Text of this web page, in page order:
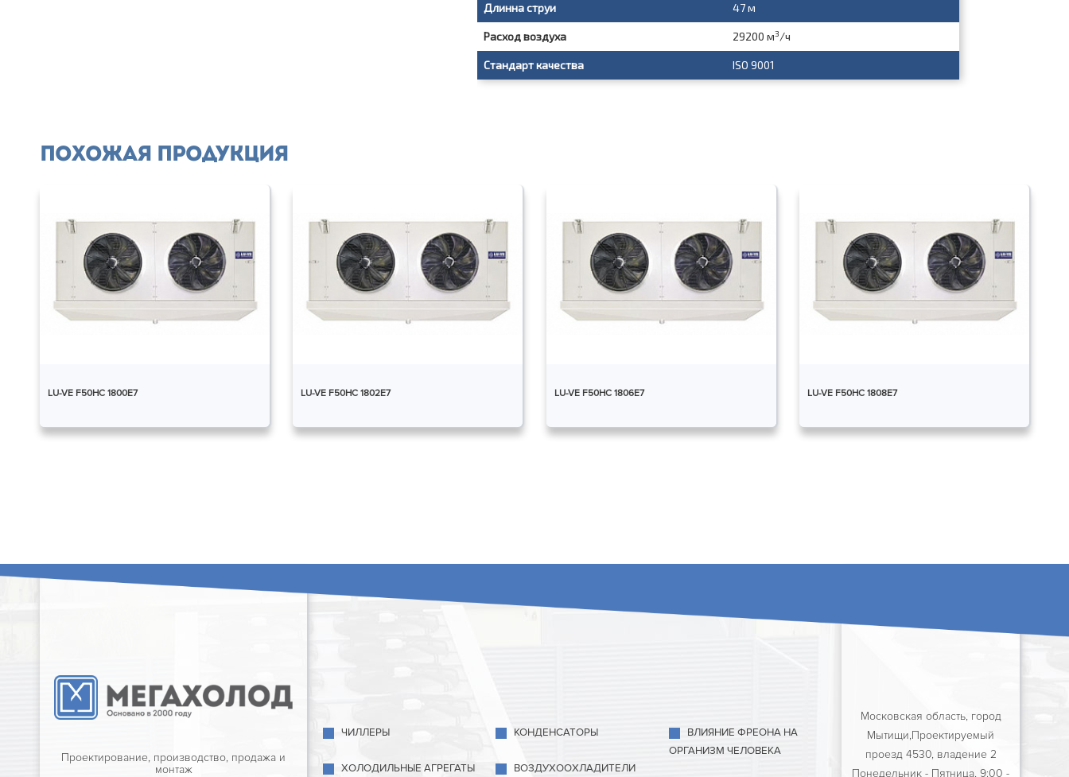
Длинна струи 47 м
Расход воздуха 29200 м3/ч
Стандарт качества ISO 9001
Похожая продукция
LU-VE F50HC 1800E7 LU-VE F50HC 1802E7 LU-VE F50HC 1806E7 LU-VE F50HC 1808E7
Проектирование, производство, продажа и
монтаж
ЧИЛЛЕРЫ
ХОЛОДИЛЬНЫЕ АГРЕГАТЫ
КОНДЕНСАТОРЫ
ВОЗДУХООХЛАДИТЕЛИ
ВЛИЯНИЕ ФРЕОНА НА
ОРГАНИЗМ ЧЕЛОВЕКА
Московская область, город
Мытищи,Проектируемый
проезд 4530, владение 2
Понедельник - Пятница, 9:00 -